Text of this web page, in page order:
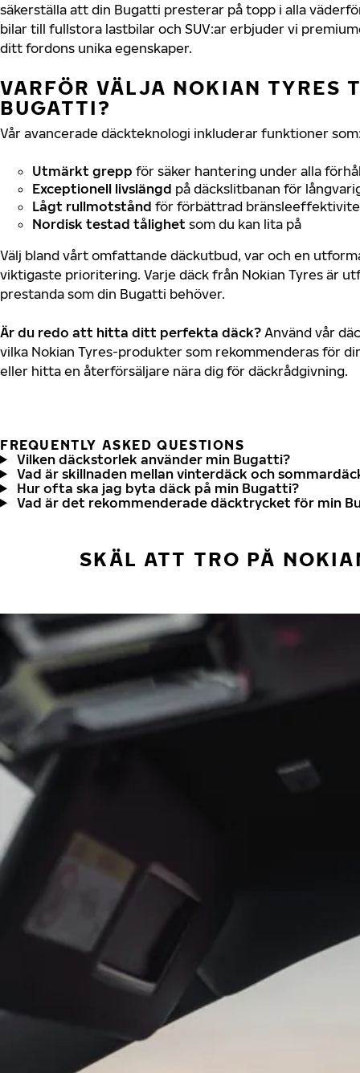
säkerställa att din Bugatti presterar på topp i alla
bilar till fullstora lastbilar och SUV:ar erbjuder vi
ditt fordons unika egenskaper.
VARFÖR VÄLJA NOKIAN TYRES
BUGATTI?
Vår avancerade däckteknologi inkluderar funktioner
Utmärkt grepp för säker hantering under alla
Exceptionell livslängd på däckslitbanan för
Lågt rullmotstånd för förbättrad
Nordisk testad tålighet som du kan lita på
Välj bland vårt omfattande däckutbud, var och en
viktigaste prioritering. Varje däck från Nokian Tyres är
prestanda som din Bugatti behöver.
Är du redo att hitta ditt perfekta däck? Använd vår
vilka Nokian Tyres-produkter som rekommenderas för
eller hitta en återförsäljare nära dig för däckrådgivning.
FREQUENTLY ASKED QUESTIONS
Vilken däckstorlek använder min Bugatti?
Vad är skillnaden mellan vinterdäck och
Hur ofta ska jag byta däck på min Bugatti?
Vad är det rekommenderade däcktrycket för min
SKÄL ATT TRO PÅ